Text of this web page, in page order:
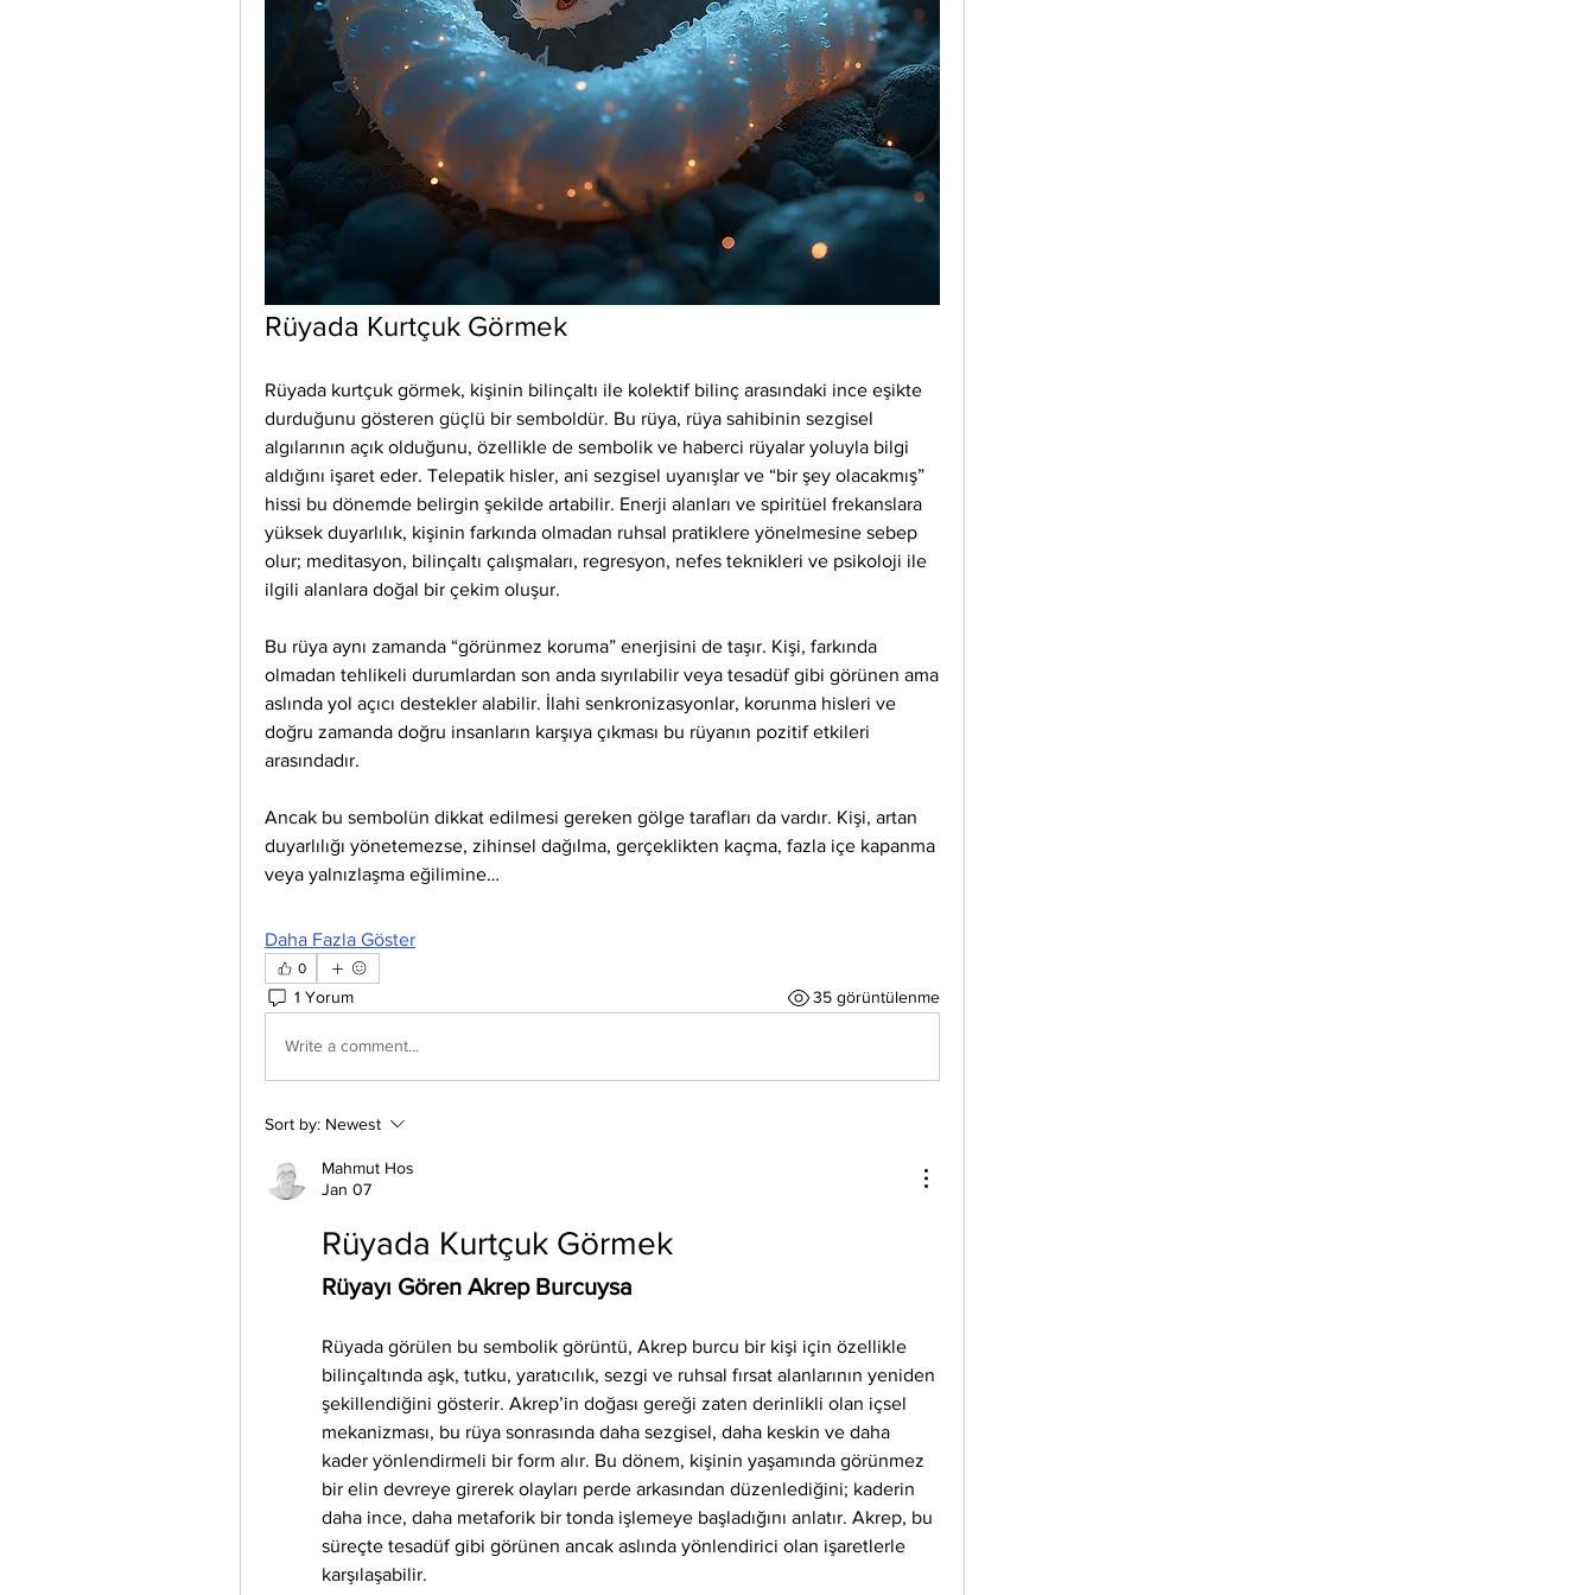
Rüyada Kurtçuk Görmek
Rüyada kurtçuk görmek, kişinin bilinçaltı ile kolektif bilinç arasındaki ince eşikte
durduğunu gösteren güçlü bir semboldür. Bu rüya, rüya sahibinin sezgisel
algılarının açık olduğunu, özellikle de sembolik ve haberci rüyalar yoluyla bilgi
aldığını işaret eder. Telepatik hisler, ani sezgisel uyanışlar ve “bir şey olacakmış”
hissi bu dönemde belirgin şekilde artabilir. Enerji alanları ve spiritüel frekanslara
yüksek duyarlılık, kişinin farkında olmadan ruhsal pratiklere yönelmesine sebep
olur; meditasyon, bilinçaltı çalışmaları, regresyon, nefes teknikleri ve psikoloji ile
ilgili alanlara doğal bir çekim oluşur.
Bu rüya aynı zamanda “görünmez koruma” enerjisini de taşır. Kişi, farkında
olmadan tehlikeli durumlardan son anda sıyrılabilir veya tesadüf gibi görünen ama
aslında yol açıcı destekler alabilir. İlahi senkronizasyonlar, korunma hisleri ve
doğru zamanda doğru insanların karşıya çıkması bu rüyanın pozitif etkileri
arasındadır.
Ancak bu sembolün dikkat edilmesi gereken gölge tarafları da vardır. Kişi, artan
duyarlılığı yönetemezse, zihinsel dağılma, gerçeklikten kaçma, fazla içe kapanma
veya yalnızlaşma eğilimine…
Daha Fazla Göster
0
1 Yorum 35 görüntülenme
Write a comment...
Sort by: Newest
Mahmut Hos
Jan 07
Rüyada Kurtçuk Görmek
Rüyayı Gören Akrep Burcuysa
Rüyada görülen bu sembolik görüntü, Akrep burcu bir kişi için özellikle
bilinçaltında aşk, tutku, yaratıcılık, sezgi ve ruhsal fırsat alanlarının yeniden
şekillendiğini gösterir. Akrep’in doğası gereği zaten derinlikli olan içsel
mekanizması, bu rüya sonrasında daha sezgisel, daha keskin ve daha
kader yönlendirmeli bir form alır. Bu dönem, kişinin yaşamında görünmez
bir elin devreye girerek olayları perde arkasından düzenlediğini; kaderin
daha ince, daha metaforik bir tonda işlemeye başladığını anlatır. Akrep, bu
süreçte tesadüf gibi görünen ancak aslında yönlendirici olan işaretlerle
karşılaşabilir.